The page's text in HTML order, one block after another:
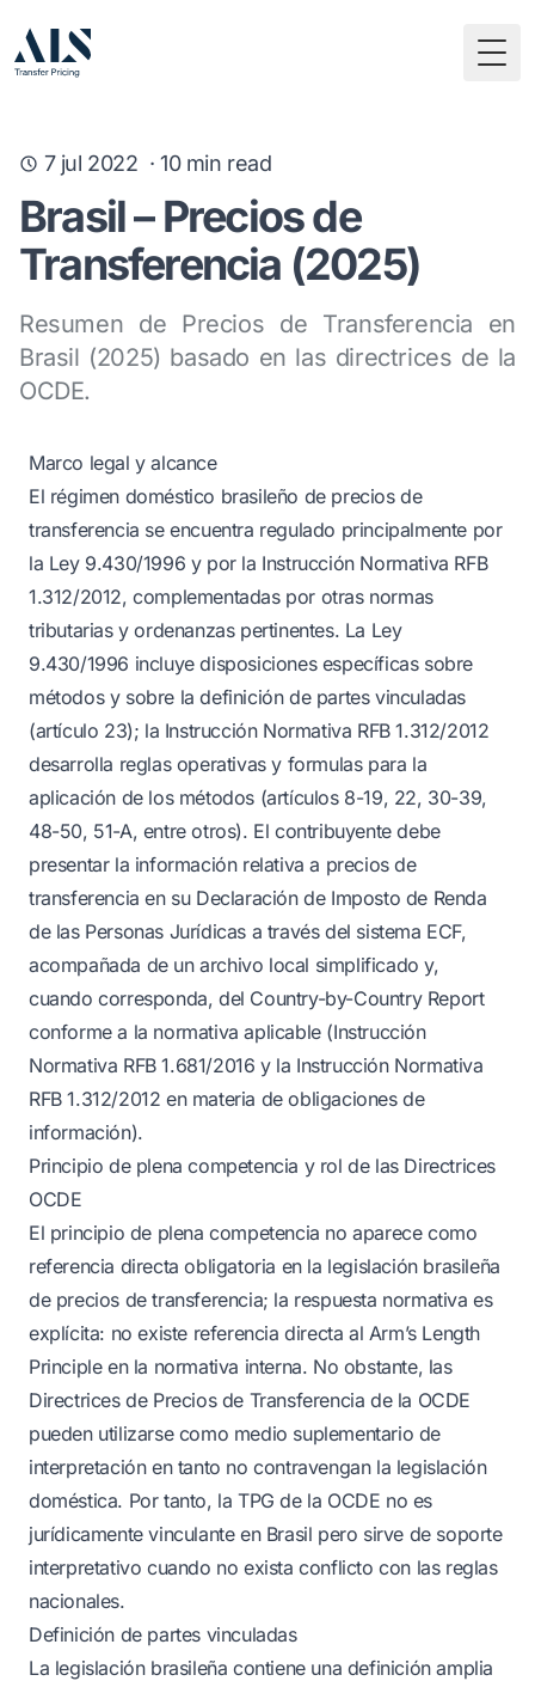
7 jul 2022 ·10min read
Brasil – Precios de
Transferencia (2025)
Resumen de Precios de Transferencia en
Brasil (2025) basado en las directrices de la
OCDE.
Marco legal y alcance
El régimen doméstico brasileño de precios de
transferencia se encuentra regulado principalmente por
la Ley 9.430/1996 y por la Instrucción Normativa RFB
1.312/2012, complementadas por otras normas
tributarias y ordenanzas pertinentes. La Ley
9.430/1996 incluye disposiciones específicas sobre
métodos y sobre la definición de partes vinculadas
(artículo 23); la Instrucción Normativa RFB 1.312/2012
desarrolla reglas operativas y formulas para la
aplicación de los métodos (artículos 8-19, 22, 30-39,
48-50, 51-A, entre otros). El contribuyente debe
presentar la información relativa a precios de
transferencia en su Declaración de Imposto de Renda
de las Personas Jurídicas a través del sistema ECF,
acompañada de un archivo local simplificado y,
cuando corresponda, del Country-by-Country Report
conforme a la normativa aplicable (Instrucción
Normativa RFB 1.681/2016 y la Instrucción Normativa
RFB 1.312/2012 en materia de obligaciones de
información).
Principio de plena competencia y rol de las Directrices
OCDE
El principio de plena competencia no aparece como
referencia directa obligatoria en la legislación brasileña
de precios de transferencia; la respuesta normativa es
explícita: no existe referencia directa al Arm’s Length
Principle en la normativa interna. No obstante, las
Directrices de Precios de Transferencia de la OCDE
pueden utilizarse como medio suplementario de
interpretación en tanto no contravengan la legislación
doméstica. Por tanto, la TPG de la OCDE no es
jurídicamente vinculante en Brasil pero sirve de soporte
interpretativo cuando no exista conflicto con las reglas
nacionales.
Definición de partes vinculadas
La legislación brasileña contiene una definición amplia